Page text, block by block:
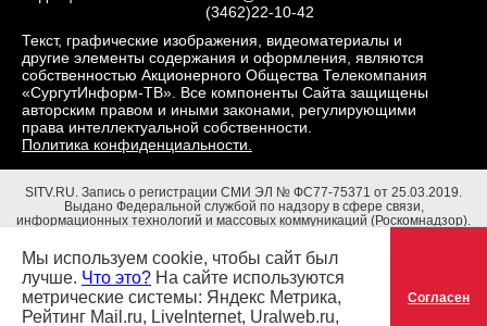
(3462)22-10-42
Текст, графические изображения, видеоматериалы и
другие элементы содержания и оформления, являются
собственностью Акционерного Общества Телекомпания
«СургутИнформ-ТВ». Все компоненты Сайта защищены
авторским правом и иными законами, регулирующими
права интеллектуальной собственности.
Политика конфиденциальности.
SITV.RU. Запись о регистрации СМИ ЭЛ № ФС77-75371 от 25.03.2019.
Выдано Федеральной службой по надзору в сфере связи,
информационных технологий и массовых коммуникаций (Роскомнадзор).
Адрес редакции: 628403, Тюменская обл., ХМАО - Югра, г. Сургут, ул.
Маяковского, д. 16. Главный редактор: Чубенко В.Л.
Мы используем cookie, чтобы сайт был
лучше. Что это? На сайте используются
метрические системы: Яндекс Метрика,
Рейтинг Mail.ru, LiveInternet, Uralweb.ru,
Согласен